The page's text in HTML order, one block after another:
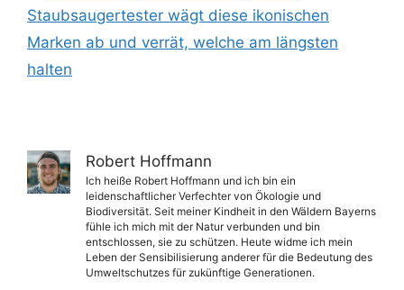
Staubsaugertester wägt diese ikonischen
Marken ab und verrät, welche am längsten
halten
Robert Hoffmann
Ich heiße Robert Hoffmann und ich bin ein
leidenschaftlicher Verfechter von Ökologie und
Biodiversität. Seit meiner Kindheit in den Wäldern Bayerns
fühle ich mich mit der Natur verbunden und bin
entschlossen, sie zu schützen. Heute widme ich mein
Leben der Sensibilisierung anderer für die Bedeutung des
Umweltschutzes für zukünftige Generationen.